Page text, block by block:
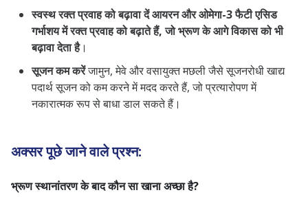
स्वस्थ रक्त प्रवाह को बढ़ावा देंआयरन और ओमेगा-3 फैटी एसिड
गर्भाशय में रक्त प्रवाह को बढ़ाते हैं, जो भ्रूण के आगे विकास को भी
बढ़ावा देता है।
सूजन कम करेंजामुन, मेवे और वसायुक्त मछली जैसे सूजनरोधी खाद्य
पदार्थ सूजन को कम करने में मदद करते हैं, जो प्रत्यारोपण में
नकारात्मक रूप से बाधा डाल सकते हैं।
अक्सर पूछे जाने वाले प्रश्न:
भ्रूण स्थानांतरण के बाद कौन सा खाना अच्छा है?